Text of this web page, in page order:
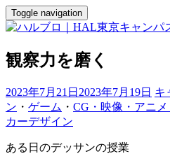
Toggle navigation
観察力を磨く
2023年7月21日 2023年7月19日 キ
ン ・ ゲーム ・ CG・映像・アニ
カーデザイン
ある日のデッサンの授業